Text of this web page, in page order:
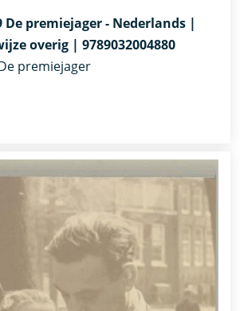
De premiejager - Nederlands |
overig | 9789032004880
premiejager